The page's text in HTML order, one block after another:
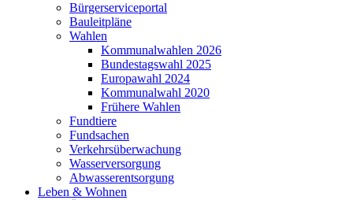
Bürgerserviceportal
Bauleitpläne
Wahlen
Kommunalwahlen 2026
Bundestagswahl 2025
Europawahl 2024
Kommunalwahl 2020
Frühere Wahlen
Fundtiere
Fundsachen
Verkehrsüberwachung
Wasserversorgung
Abwasserentsorgung
Leben & Wohnen